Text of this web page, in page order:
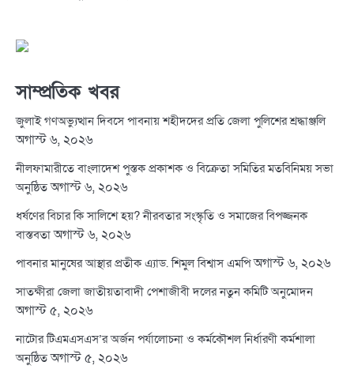
সাম্প্রতিক খবর
জুলাই গণঅভ্যুত্থান দিবসে পাবনায় শহীদদের প্রতি জেলা পুলিশের শ্রদ্ধাঞ্জলি
অগাস্ট ৬, ২০২৬
নীলফামারীতে বাংলাদেশ পুস্তক প্রকাশক ও বিক্রেতা সমিতির মতবিনিময় সভা
অনুষ্ঠিত অগাস্ট ৬, ২০২৬
ধর্ষণের বিচার কি সালিশে হয়? নীরবতার সংস্কৃতি ও সমাজের বিপজ্জনক
বাস্তবতা অগাস্ট ৬, ২০২৬
পাবনার মানুষের আস্থার প্রতীক এ্যাড. শিমুল বিশ্বাস এমপি অগাস্ট ৬, ২০২৬
সাতক্ষীরা জেলা জাতীয়তাবাদী পেশাজীবী দলের নতুন কমিটি অনুমোদন
অগাস্ট ৫, ২০২৬
নাটোর টিএমএসএস’র অর্জন পর্যালোচনা ও কর্মকৌশল নির্ধারণী কর্মশালা
অনুষ্ঠিত অগাস্ট ৫, ২০২৬